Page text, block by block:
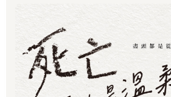
不過有一種人工流產你不會在本書中看
胎宣傳：因為輕浮而做的無謂人工流產
得採取保護措施而人工流產，貪圖「方
Marge Piercy在她詩名取得很棒的作品〈
我不是你的玉米田，
不是你的鈾礦場，不是讓你